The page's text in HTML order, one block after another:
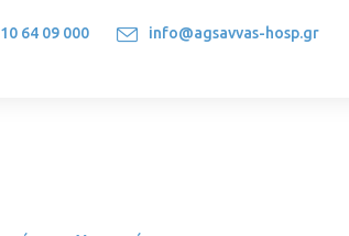
64 09 000 info@agsavvas-hosp.gr